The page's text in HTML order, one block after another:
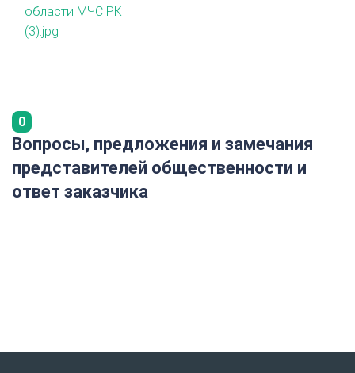
области МЧС РК
(3).jpg
0
Вопросы, предложения и замечания
представителей общественности и
ответ заказчика